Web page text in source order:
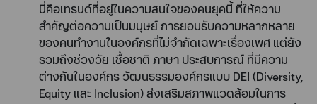
นี่คือเทรนด์ที่อยู่ในความสนใจของคนยุคนี้ ที่ให้ความ
สำคัญต่อความเป็นมนุษย์ การยอมรับความหลากหลาย
ของคนทำงานในองค์กรที่ไม่จำกัดเฉพาะเรื่องเพศ แต่ยัง
รวมถึงช่วงวัย เชื้อชาติ ภาษา ประสบการณ์ ที่มีความ
ต่างกันในองค์กร วัฒนธรรมองค์กรแบบ DEI (Diversity,
Equity และ Inclusion) ส่งเสริมสภาพแวดล้อมในการ